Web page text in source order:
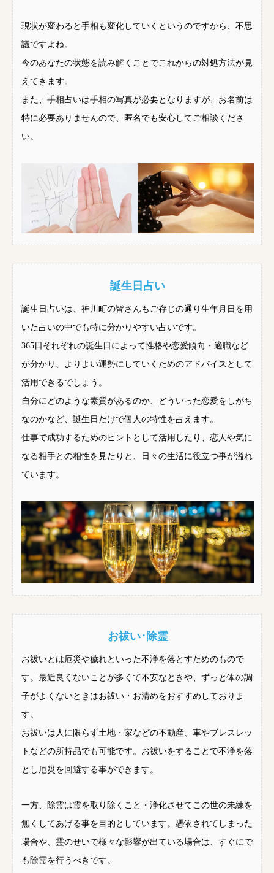
現状が変わると手相も変化していくというのですから、不思
議ですよね。
今のあなたの状態を読み解くことでこれからの対処方法が見
えてきます。
また、手相占いは手相の写真が必要となりますが、お名前は
特に必要ありませんので、匿名でも安心してご相談くださ
い。
誕生日占い
誕生日占いは、神川町の皆さんもご存じの通り生年月日を用
いた占いの中でも特に分かりやすい占いです。
365日それぞれの誕生日によって性格や恋愛傾向・適職など
が分かり、よりよい運勢にしていくためのアドバイスとして
活用できるでしょう。
自分にどのような素質があるのか、どういった恋愛をしがち
なのかなど、誕生日だけで個人の特性を占えます。
仕事で成功するためのヒントとして活用したり、恋人や気に
なる相手との相性を見たりと、日々の生活に役立つ事が溢れ
ています。
お祓い･除霊
お祓いとは厄災や穢れといった不浄を落とすためのもので
す。最近良くないことが多くて不安なときや、ずっと体の調
子がよくないときはお祓い・お清めをおすすめしておりま
す。
お祓いは人に限らず土地・家などの不動産、車やブレスレッ
トなどの所持品でも可能です。お祓いをすることで不浄を落
とし厄災を回避する事ができます。
一方、除霊は霊を取り除くこと・浄化させてこの世の未練を
無くしてあげる事を目的としています。憑依されてしまった
場合や、霊のせいで様々な影響が出ている場合は、すぐにで
も除霊を行うべきです。